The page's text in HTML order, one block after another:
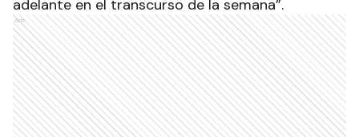
adelante en el transcurso de la semana”.
Ads